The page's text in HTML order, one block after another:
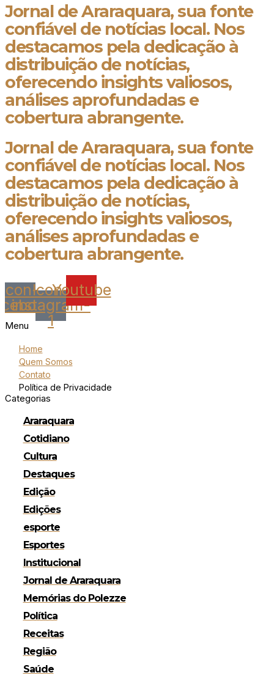
Jornal de Araraquara, sua fonte
confiável de notícias local. Nos
destacamos pela dedicação à
distribuição de notícias,
oferecendo insights valiosos,
análises aprofundadas e
cobertura abrangente.
Jornal de Araraquara, sua fonte
confiável de notícias local. Nos
destacamos pela dedicação à
distribuição de notícias,
oferecendo insights valiosos,
análises aprofundadas e
cobertura abrangente.
Icon-Icon-
instagram-
1
Youtube
Menu
Home
Quem Somos
Contato
Política de Privacidade
Categorias
Araraquara
Cotidiano
Cultura
Destaques
Edição
Edições
esporte
Esportes
Institucional
Jornal de Araraquara
Memórias do Polezze
Política
Receitas
Região
Saúde